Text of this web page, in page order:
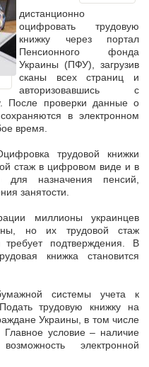
дистанционно
оцифровать трудовую
книжку через портал
Пенсионного фонда
Украины (ПФУ), загрузив
сканы всех страниц и
авторизовавшись с
После проверки данные о
сохраняются в электронном
время.
трудовой книжки
стаж в цифровом виде и в
для назначения пенсий
занятости.
миллионы украинцев
но их трудовой стаж
подтверждения. В
книжка становится
системы учета к
трудовую книжку на
Украины, в том числе
условие – наличие
электронной